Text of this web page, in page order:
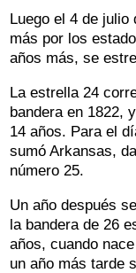
Luego el 4 de
más por los
años más, se
La estrella 24
bandera en 1822,
14 años. Para el
sumó Arkansas,
número 25.
Un año después
la bandera de 26
años, cuando
un año más tarde